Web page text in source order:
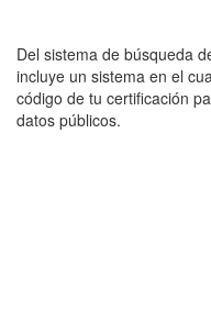
Del sistema de búsqueda
incluye un sistema en el
código de tu certificación
datos públicos.